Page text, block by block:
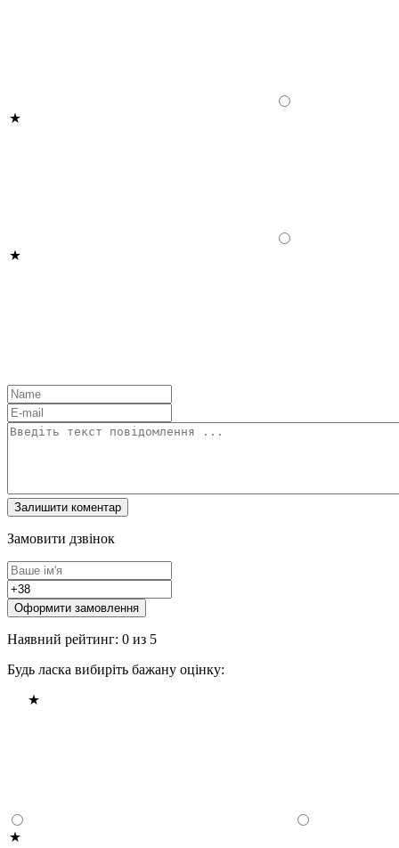
Замовити дзвінок
Оформити замовлення
Наявний рейтинг: 0 из 5
Будь ласка вибиріть бажану оцінку: